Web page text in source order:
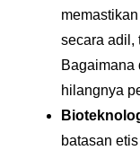
secara adil,
Bagaimana
hilangnya
batasan